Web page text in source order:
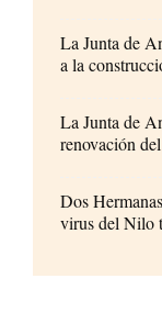
La Junta de
a la
La Junta de
renovación
Dos
virus del Nilo